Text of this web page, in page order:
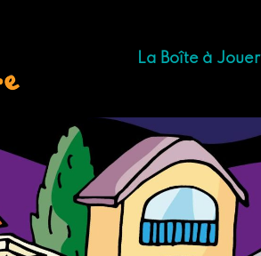
La Boîte à Jouer